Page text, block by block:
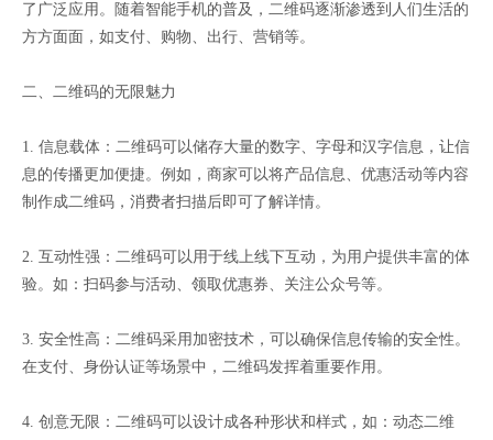
了广泛应用。随着智能手机的普及，二维码逐渐渗透到人们生活的
方方面面，如支付、购物、出行、营销等。
二、二维码的无限魅力
1. 信息载体：二维码可以储存大量的数字、字母和汉字信息，让信
息的传播更加便捷。例如，商家可以将产品信息、优惠活动等内容
制作成二维码，消费者扫描后即可了解详情。
2. 互动性强：二维码可以用于线上线下互动，为用户提供丰富的体
验。如：扫码参与活动、领取优惠券、关注公众号等。
3. 安全性高：二维码采用加密技术，可以确保信息传输的安全性。
在支付、身份认证等场景中，二维码发挥着重要作用。
4. 创意无限：二维码可以设计成各种形状和样式，如：动态二维